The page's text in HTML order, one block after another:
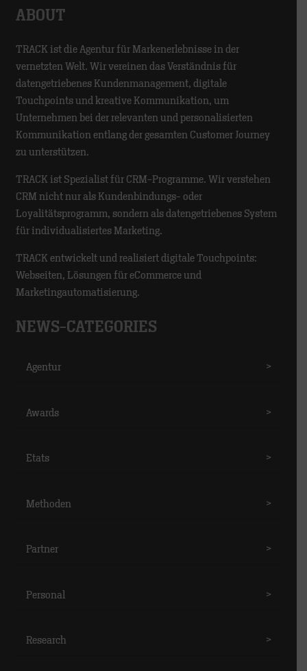
ABOUT
TRACK ist die Agentur für Markenerlebnisse in der
vernetzten Welt. Wir vereinen das Verständnis für
datengetriebenes Kundenmanagement, digitale
Touchpoints und kreative Kommunikation, um
Unternehmen bei der relevanten und personalisierten
Kommunikation entlang der gesamten Customer Journey
zu unterstützen.
TRACK ist Spezialist für CRM-Programme. Wir verstehen
CRM nicht nur als Kundenbindungs- oder
Loyalitätsprogramm, sondern als datengetriebenes System
für individualisiertes Marketing.
TRACK entwickelt und realisiert digitale Touchpoints:
Webseiten, Lösungen für eCommerce und
Marketingautomatisierung.
NEWS-CATEGORIES
Agentur >
Awards >
Etats >
Methoden >
Partner >
Personal >
Research >